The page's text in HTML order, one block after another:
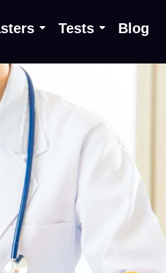
Tests Blog